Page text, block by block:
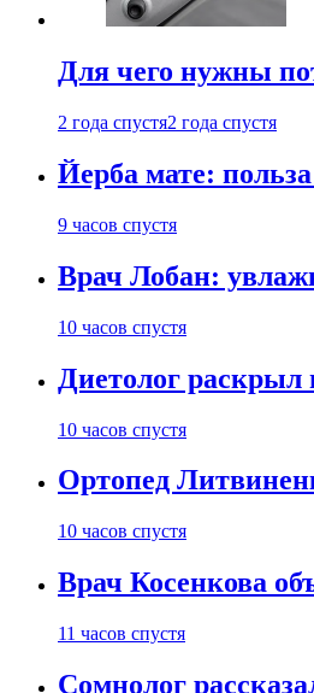
Для чего нужны
2 года спустя2 года спустя
Йерба мате:
9 часов спустя
Врач Лобан:
10 часов спустя
Диетолог раскрыл
10 часов спустя
Ортопед
10 часов спустя
Врач Косенкова
11 часов спустя
Сомнолог